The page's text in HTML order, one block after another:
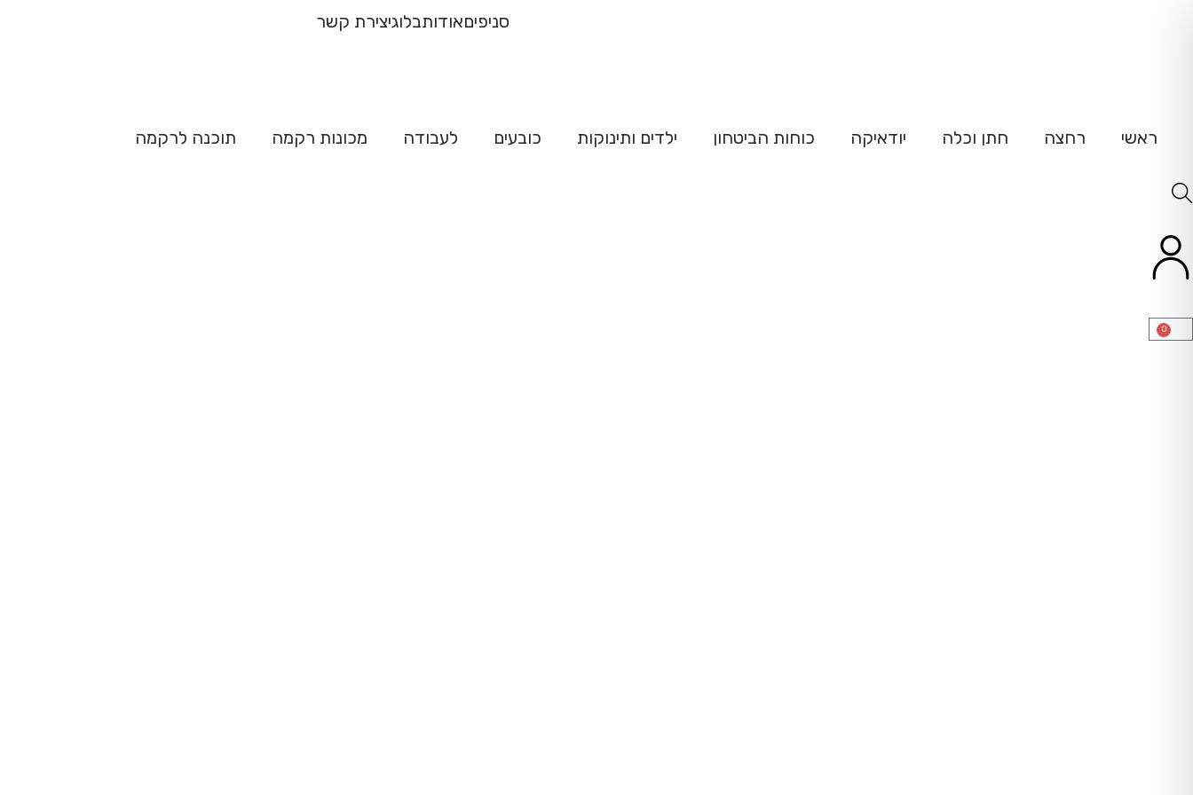
משלוח מהיר סניפיםאודותבלוגיצירת קשר
ראשי רחצה חתן וכלה יודאיקה כוחות הביטחון ילדים ותינוקות כובעים לעבודה מכונות רקמה תוכנה לרקמה
0